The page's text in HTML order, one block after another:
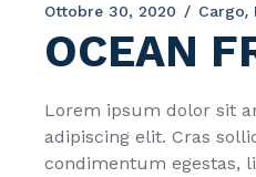
Ottobre 30, 2020 Cargo
OCEAN
Lorem ipsum dolor sit
adipiscing elit. Cras
condimentum egestas,